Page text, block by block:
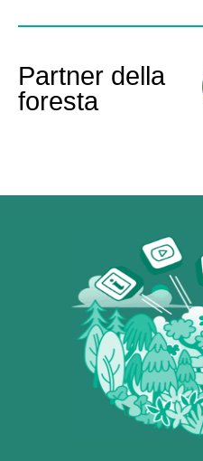
Partner della
foresta